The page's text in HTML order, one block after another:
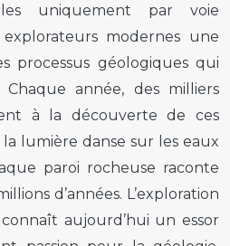
uniquement par voie
modernes une
processus géologiques qui
année, des milliers
à la découverte de ces
lumière danse sur les eaux
paroi rocheuse raconte
d’années. L’exploration
aujourd’hui un essor